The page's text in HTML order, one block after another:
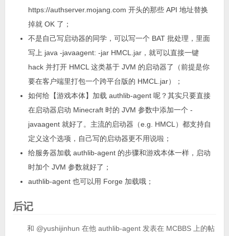
https://authserver.mojang.com 开头的那些 API 地址替换
掉就 OK 了；
不是自己写启动器的同学，可以写一个 BAT 批处理，里面
写上 java -javaagent: -jar HMCL.jar，就可以直接一键
hack 并打开 HMCL 这类基于 JVM 的启动器了（前提是你
要在客户端里打包一个跨平台版的 HMCL.jar）；
如何给【游戏本体】加载 authlib-agent 呢？其实只要直接
在启动器启动 Minecraft 时的 JVM 参数中添加一个 -
javaagent 就好了。主流的启动器（e.g. HMCL）都支持自
定义这个选项，自己写的启动器更不用说啦；
给服务器加载 authlib-agent 的步骤和游戏本体一样，启动
时加个 JVM 参数就好了；
authlib-agent 也可以用 Forge 加载哦；
后记
和 @yushijinhun 在他 authlib-agent 发表在 MCBBS 上的帖